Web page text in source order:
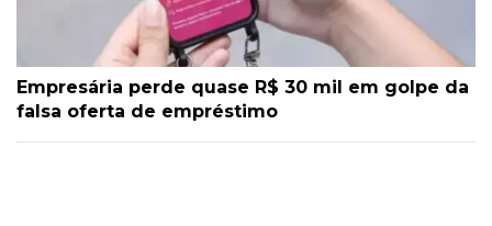
Empresária perde quase R$ 30 mil em golpe da
falsa oferta de empréstimo